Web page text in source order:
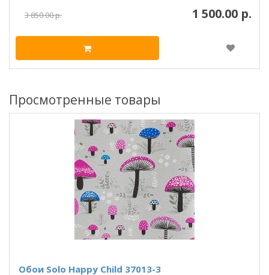
1 500.00 р.
3 850.00 р.
Просмотренные товары
Обои Solo Happy Child 37013-3